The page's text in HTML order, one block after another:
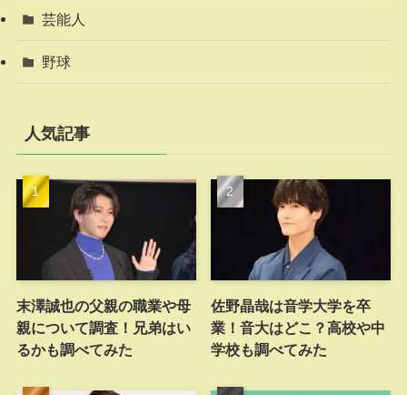
芸能人
野球
人気記事
末澤誠也の父親の職業や母
親について調査！兄弟はい
るかも調べてみた
佐野晶哉は音学大学を卒
業！音大はどこ？高校や中
学校も調べてみた